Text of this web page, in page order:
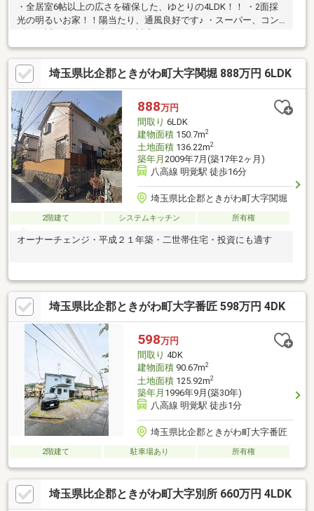
・全居室6帖以上の広さを確保した、ゆとりの4LDK！！ ・2面採
光の明るいお家！！陽当たり、通風良好です♪ ・スーパー、コン
埼玉県比企郡ときがわ町大字関堀 888万円 6LDK
888万円
間取り 6LDK
建物面積150.7m2
土地面積136.22m2
築年月 2009年7月(築17年2ヶ月)
八高線 明覚駅 徒歩16分
埼玉県比企郡ときがわ町大字関堀
2階建て システムキッチン 所有権
オーナーチェンジ・平成２１年築・二世帯住宅・投資にも適す
埼玉県比企郡ときがわ町大字番匠 598万円 4DK
598万円
間取り 4DK
建物面積90.67m2
土地面積125.92m2
築年月 1996年9月(築30年)
八高線 明覚駅 徒歩1分
埼玉県比企郡ときがわ町大字番匠
2階建て 駐車場あり 所有権
埼玉県比企郡ときがわ町大字別所 660万円 4LDK